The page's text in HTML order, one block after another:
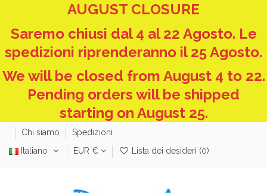
AUGUST CLOSURE
Saremo chiusi dal 4 al 22 Agosto. Le
spedizioni riprenderanno il 25 Agosto.
We will be closed from August 4 to 22.
Pending orders will be shipped
starting on August 25.
Chi siamo
Spedizioni
Italiano
EUR € Lista dei desideri (0)